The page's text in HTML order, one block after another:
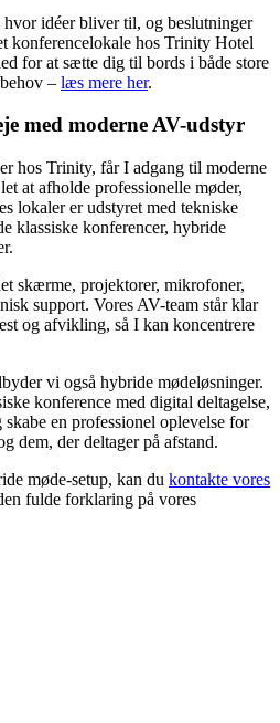
idéer bliver til, og beslutninger
konferencelokale hos Trinity Hotel
for at sætte dig til bords i både store
– læs mere her.
med moderne AV-udstyr
hos Trinity, får I adgang til moderne
at afholde professionelle møder,
lokaler er udstyret med tekniske
klassiske konferencer, hybride
skærme, projektorer, mikrofoner,
support. Vores AV-team står klar
og afvikling, så I kan koncentrere
vi også hybride mødeløsninger.
konference med digital deltagelse,
en professionel oplevelse for
dem, der deltager på afstand.
møde-setup, kan du kontakte vores
fulde forklaring på vores